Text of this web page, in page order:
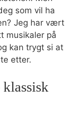
som vil ha
Jeg har vært
musikaler på
kan trygt si at
etter.